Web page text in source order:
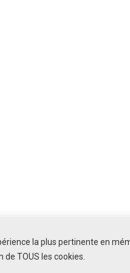
la plus pertinente en
TOUS les cookies.